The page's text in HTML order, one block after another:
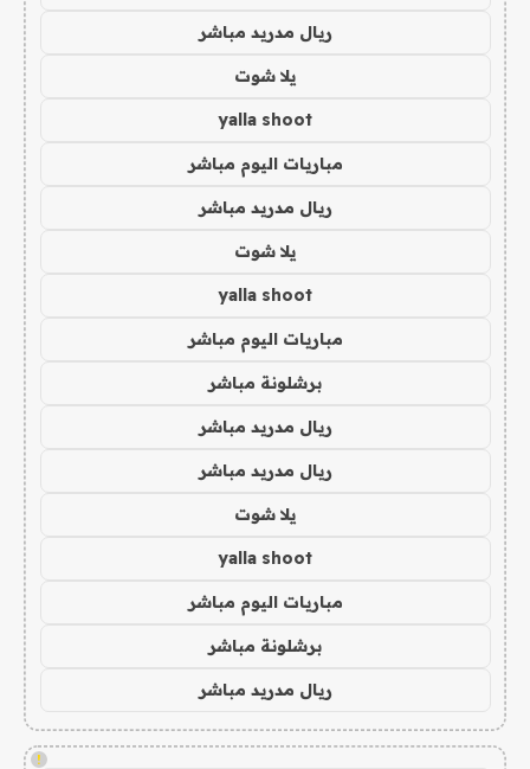
ريال مدريد مباشر
يلا شوت
yalla shoot
مباريات اليوم مباشر
ريال مدريد مباشر
يلا شوت
yalla shoot
مباريات اليوم مباشر
برشلونة مباشر
ريال مدريد مباشر
ريال مدريد مباشر
يلا شوت
yalla shoot
مباريات اليوم مباشر
برشلونة مباشر
ريال مدريد مباشر
!